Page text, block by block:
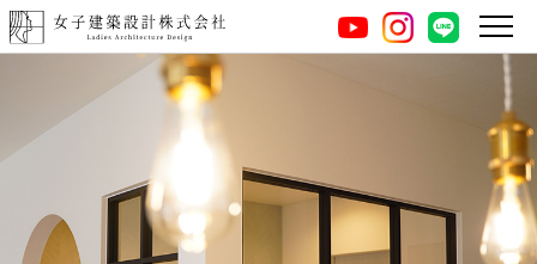
youtube instagram LINE